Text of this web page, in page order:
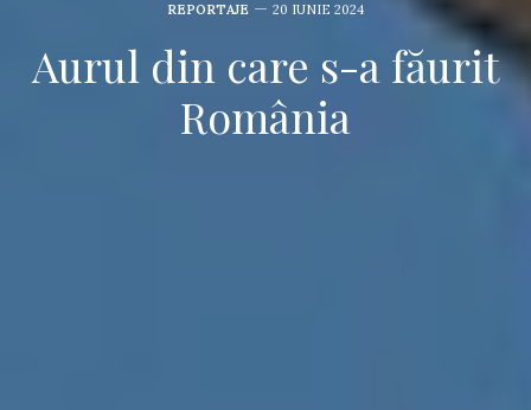
REPORTAJE 20 IUNIE 2024
Aurul din care s-a făurit
România